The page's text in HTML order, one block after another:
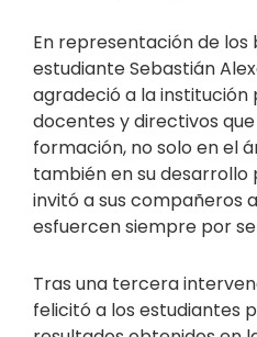
En representación de los
estudiante Sebastián
agradeció a la institución
docentes y directivos
formación, no solo en el
también en su desarrollo
invitó a sus compañeros
esfuercen siempre por
Tras una tercera
felicitó a los estudiantes